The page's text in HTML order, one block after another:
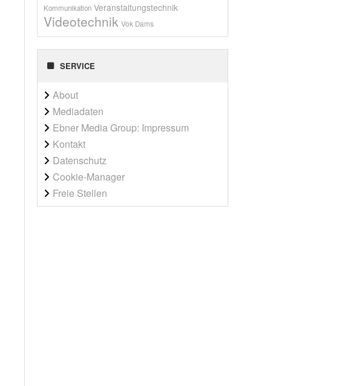
Kommunikation Veranstaltungstechnik
Videotechnik Vok Dams
SERVICE
About
Mediadaten
Ebner Media Group: Impressum
Kontakt
Datenschutz
Cookie-Manager
Freie Stellen